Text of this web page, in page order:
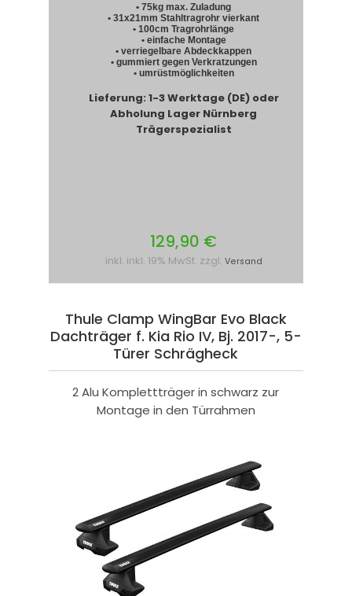
• 75kg max. Zuladung
• 31x21mm Stahltragrohr vierkant
• 100cm Tragrohrlänge
• einfache Montage
• verriegelbare Abdeckkappen
• gummiert gegen Verkratzungen
• umrüstmöglichkeiten
Lieferung: 1-3 Werktage (DE) oder
Abholung Lager Nürnberg
Trägerspezialist
129,90 €
inkl. inkl. 19% MwSt. zzgl. Versand
Thule Clamp WingBar Evo Black
Dachträger f. Kia Rio IV, Bj. 2017-, 5-
Türer Schrägheck
2 Alu Komplettträger in schwarz zur
Montage in den Türrahmen